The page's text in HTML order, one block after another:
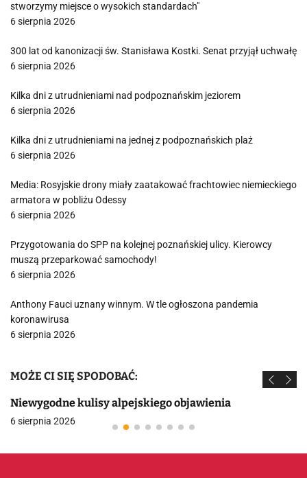
stworzymy miejsce o wysokich standardach"
6 sierpnia 2026
300 lat od kanonizacji św. Stanisława Kostki. Senat przyjął uchwałę
6 sierpnia 2026
Kilka dni z utrudnieniami nad podpoznańskim jeziorem
6 sierpnia 2026
Kilka dni z utrudnieniami na jednej z podpoznańskich plaż
6 sierpnia 2026
Media: Rosyjskie drony miały zaatakować frachtowiec niemieckiego
armatora w pobliżu Odessy
6 sierpnia 2026
Przygotowania do SPP na kolejnej poznańskiej ulicy. Kierowcy
muszą przeparkować samochody!
6 sierpnia 2026
Anthony Fauci uznany winnym. W tle ogłoszona pandemia
koronawirusa
6 sierpnia 2026
MOŻE CI SIĘ SPODOBAĆ:
Niewygodne kulisy alpejskiego objawienia
6 sierpnia 2026